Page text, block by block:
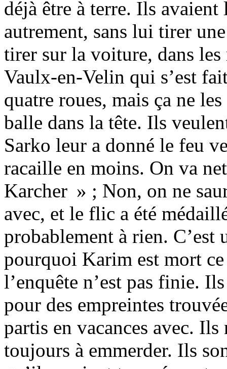
déjà être à terre. Ils avaient
autrement, sans lui tirer
tirer sur la voiture, dans
Vaulx-en-Velin qui s’est
quatre roues, mais ça ne
balle dans la tête. Ils
Sarko leur a donné le feu
racaille en moins. On va
Karcher » ; Non, on ne
avec, et le flic a été
probablement à rien.
pourquoi Karim est mort
l’enquête n’est pas finie.
pour des empreintes
partis en vacances avec.
toujours à emmerder. Ils